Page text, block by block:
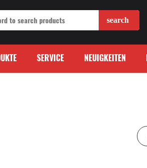
SERVICE NEUIGKEITEN